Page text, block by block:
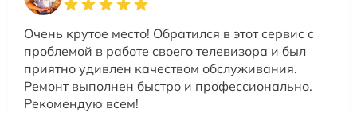
Очень крутое место! Обратился в этот сервис с
проблемой в работе своего телевизора и был
приятно удивлен качеством обслуживания.
Ремонт выполнен быстро и профессионально.
Рекомендую всем!